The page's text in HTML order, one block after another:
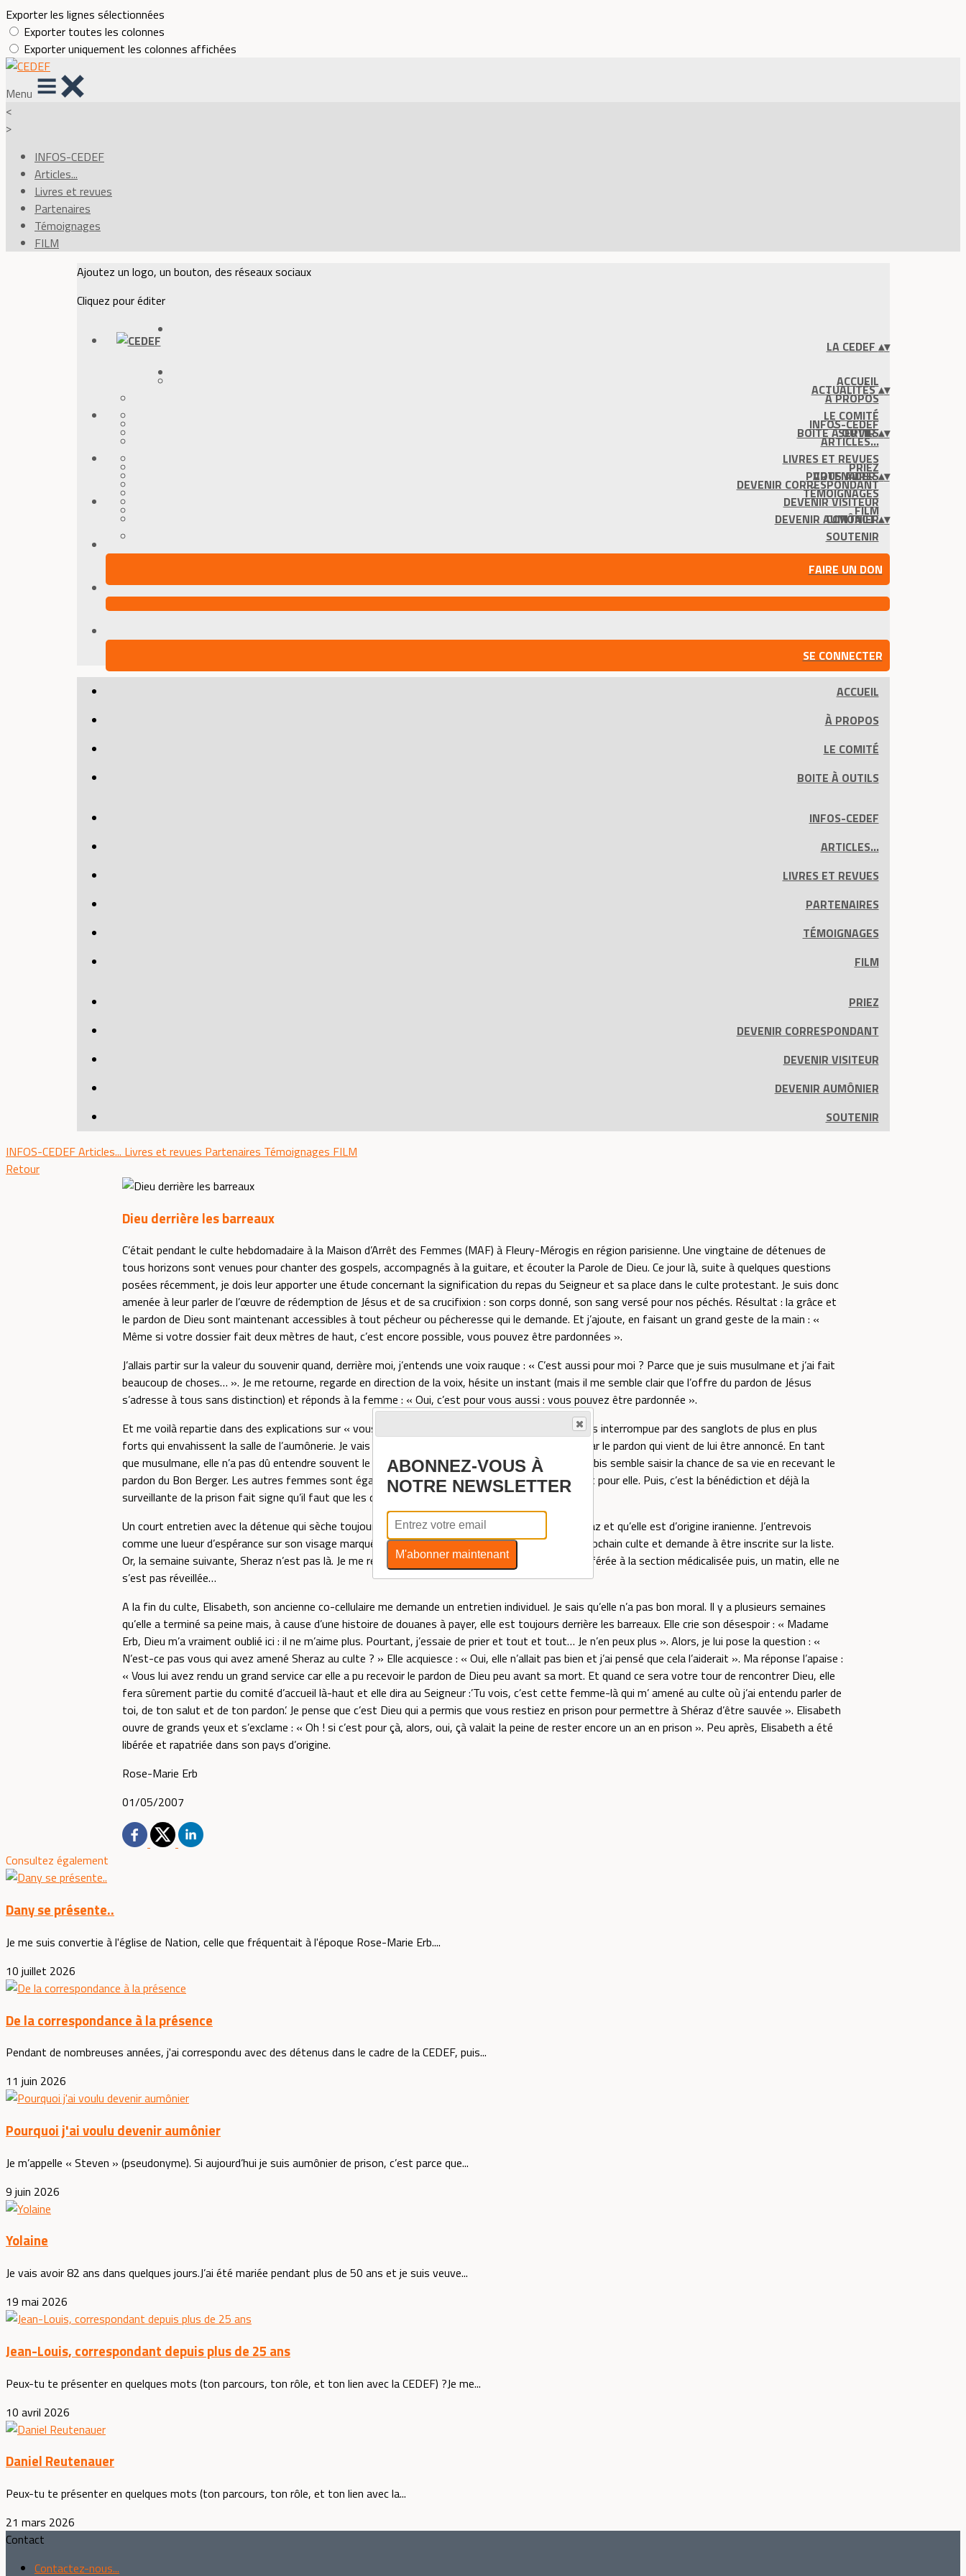
Exporter les lignes sélectionnées
Exporter toutes les colonnes
Exporter uniquement les colonnes affichées
Menu
<
>
INFOS-CEDEF
Articles...
Livres et revues
Partenaires
Témoignages
FILM
Ajoutez un logo, un bouton, des réseaux sociaux
Cliquez pour éditer
LA CEDEF ▴▾
ACCUEIL
À PROPOS
LE COMITÉ
BOITE À OUTILS
ACTUALITÉS▴▾
INFOS-CEDEF
ARTICLES...
LIVRES ET REVUES
PARTENAIRES
TÉMOIGNAGES
FILM
SERVIR▴▾
PRIEZ
DEVENIR CORRESPONDANT
DEVENIR VISITEUR
DEVENIR AUMÔNIER
SOUTENIR
VOUS AIDER▴▾
CONTACT▴▾
FAIRE UN DON
SE CONNECTER
ACCUEIL
À PROPOS
LE COMITÉ
BOITE À OUTILS
INFOS-CEDEF
ARTICLES...
LIVRES ET REVUES
PARTENAIRES
TÉMOIGNAGES
FILM
PRIEZ
DEVENIR CORRESPONDANT
DEVENIR VISITEUR
DEVENIR AUMÔNIER
SOUTENIR
INFOS-CEDEFArticles... Livres et revues Partenaires Témoignages FILM
Retour
Dieu derrière les barreaux
C’était pendant le culte hebdomadaire à la Maison d’Arrêt des Femmes (MAF) à Fleury-Mérogis en région parisienne. Une vingtaine de détenues de
tous horizons sont venues pour chanter des gospels, accompagnés à la guitare, et écouter la Parole de Dieu. Ce jour là, suite à quelques questions
posées récemment, je dois leur apporter une étude concernant la signification du repas du Seigneur et sa place dans le culte protestant. Je suis donc
amenée à leur parler de l’œuvre de rédemption de Jésus et de sa crucifixion : son corps donné, son sang versé pour nos péchés. Résultat : la grâce et
le pardon de Dieu sont maintenant accessibles à tout pécheur ou pécheresse qui le demande. Et j’ajoute, en faisant un grand geste de la main : «
Même si votre dossier fait deux mètres de haut, c’est encore possible, vous pouvez être pardonnées ».
J’allais partir sur la valeur du souvenir quand, derrière moi, j’entends une voix rauque : « C’est aussi pour moi ? Parce que je suis musulmane et j’ai fait
beaucoup de choses… ». Je me retourne, regarde en direction de la voix, hésite un instant (mais il me semble clair que l’offre du pardon de Jésus
s’adresse à tous sans distinction) et réponds à la femme : « Oui, c’est pour vous aussi : vous pouvez être pardonnée ».
Et me voilà repartie dans des explications sur « vous ferez cela en mémoire de moi… » mais je suis interrompue par des sanglots de plus en plus
forts qui envahissent la salle de l’aumônerie. Je vais vers cette femme totalement bouleversée par le pardon qui vient de lui être annoncé. En tant
que musulmane, elle n’a pas dû entendre souvent le mot ‘pardon’ tout au long de sa vie. Cette brebis semble saisir la chance de sa vie en recevant le
pardon du Bon Berger. Les autres femmes sont également émues. Ensemble, nous prions avec et pour elle. Puis, c’est la bénédiction et déjà la
surveillante de la prison fait signe qu’il faut que les détenues regagnent leurs cellules.
Un court entretien avec la détenue qui sèche toujours ses larmes m’apprend qu’elle s’appelle Sheraz et qu’elle est d’origine iranienne. J’entrevois
comme une lueur d’espérance sur son visage marqué, vieilli prématurément. Elle veut revenir au prochain culte et demande à être inscrite sur la liste.
Or, la semaine suivante, Sheraz n’est pas là. Je me renseigne : en mauvaise santé, elle a été transférée à la section médicalisée puis, un matin, elle ne
s’est pas réveillée…
A la fin du culte, Elisabeth, son ancienne co-cellulaire me demande un entretien individuel. Je sais qu’elle n’a pas bon moral. Il y a plusieurs semaines
qu’elle a terminé sa peine mais, à cause d’une histoire de douanes à payer, elle est toujours derrière les barreaux. Elle crie son désespoir : « Madame
Erb, Dieu m’a vraiment oublié ici : il ne m’aime plus. Pourtant, j’essaie de prier et tout et tout… Je n’en peux plus ». Alors, je lui pose la question : «
N’est-ce pas vous qui avez amené Sheraz au culte ? » Elle acquiesce : « Oui, elle n’allait pas bien et j’ai pensé que cela l’aiderait ». Ma réponse l’apaise :
« Vous lui avez rendu un grand service car elle a pu recevoir le pardon de Dieu peu avant sa mort. Et quand ce sera votre tour de rencontrer Dieu, elle
fera sûrement partie du comité d’accueil là-haut et elle dira au Seigneur :’Tu vois, c’est cette femme-là qui m’ amené au culte où j’ai entendu parler de
toi, de ton salut et de ton pardon’. Je pense que c’est Dieu qui a permis que vous restiez en prison pour permettre à Shéraz d’être sauvée ». Elisabeth
ouvre de grands yeux et s’exclame : « Oh ! si c’est pour çà, alors, oui, çà valait la peine de rester encore un an en prison ». Peu après, Elisabeth a été
libérée et rapatriée dans son pays d’origine.
Rose-Marie Erb
01/05/2007
Consultez également
Dany se présente..
Je me suis convertie à l'église de Nation, celle que fréquentait à l'époque Rose-Marie Erb....
10 juillet 2026
De la correspondance à la présence
Pendant de nombreuses années, j'ai correspondu avec des détenus dans le cadre de la CEDEF, puis...
11 juin 2026
Pourquoi j'ai voulu devenir aumônier
Je m’appelle « Steven » (pseudonyme). Si aujourd’hui je suis aumônier de prison, c’est parce que...
9 juin 2026
Yolaine
Je vais avoir 82 ans dans quelques jours.J’ai été mariée pendant plus de 50 ans et je suis veuve...
19 mai 2026
Jean-Louis, correspondant depuis plus de 25 ans
Peux-tu te présenter en quelques mots (ton parcours, ton rôle, et ton lien avec la CEDEF) ?Je me...
10 avril 2026
Daniel Reutenauer
Peux-tu te présenter en quelques mots (ton parcours, ton rôle, et ton lien avec la...
21 mars 2026
Contact
Contactez-nous...
ABONNEZ-VOUS À
NOTRE NEWSLETTER
M'abonner maintenant